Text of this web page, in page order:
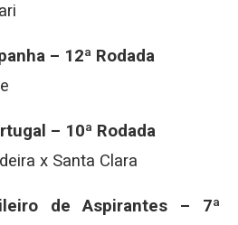
– 12ª Rodada
– 10ª Rodada
x Santa Clara
de Aspirantes – 7ª